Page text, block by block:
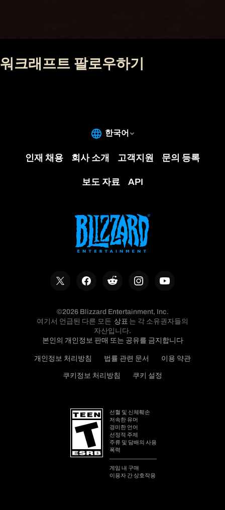
워크래프트 팔로우하기